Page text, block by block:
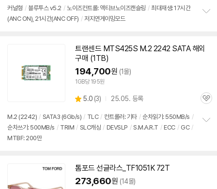
상상
커널형 / 블루투스 v5.2 / 노이즈컨트롤: 액티브노이즈캔슬링 / 최대재생: 17시간
(ANC ON), 21시간(ANC OFF) / 저지연게이밍모드
트랜센드 MTS425S M.2 2242 SATA 해외
구매 (1TB)
194,700원 (1몰)
1GB당 195원
별
점
5.0 (상
리
뷰
3) 25.05. 등록
관
M.2 (2242) / SATA3 (6Gb/s) / TLC / 컨트롤러: 기타 / 순차읽기: 550MB/s /
순차쓰기: 500MB/s / TRIM / SLC캐싱 / DEVSLP / S.M.A.R.T / ECC / GC /
MTBF: 200만
톰포드 선글라스_TF1051K 72T
273,660원 (14몰)